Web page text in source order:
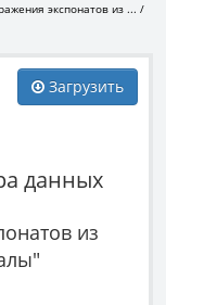
экспонатов из ...
Загрузить
данных
из